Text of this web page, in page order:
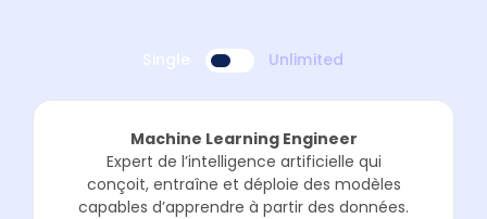
Single Unlimited
Machine Learning Engineer
Expert de l’intelligence artificielle qui
conçoit, entraîne et déploie des modèles
capables d’apprendre à partir des données.